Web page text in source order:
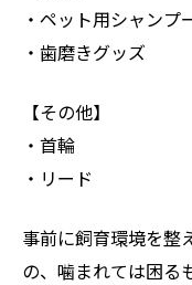
・ペット用シャンプ
・歯磨きグッズ
【その他】
・首輪
・リード
事前に飼育環境を整
の、噛まれては困る